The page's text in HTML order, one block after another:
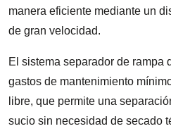
manera eficiente mediante un
de gran velocidad.
El sistema separador de rampa
gastos de mantenimiento
libre, que permite una
sucio sin necesidad de secado